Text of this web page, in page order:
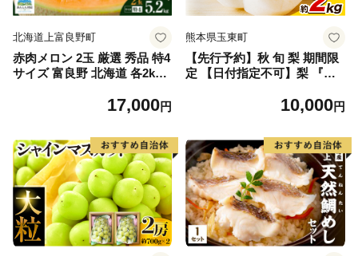
北海道上富良野町
赤肉メロン 2玉 厳選 秀品 特4
サイズ 富良野 北海道 各2kg
富良野 メロン めろん 果物 く
17,000円
熊本県玉東町
【先行予約】秋 旬 梨 期間限
定 【日付指定不可】梨 『松
ぷり 約2kg 5-7玉前後 《7月
田農園』なし 果物 スイーツ
フルーツ デザート スムージ
ー SDG`s
10,000円